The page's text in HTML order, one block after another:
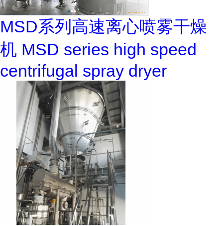
MSD系列高速离心喷雾干燥
机 MSD series high speed
centrifugal spray dryer